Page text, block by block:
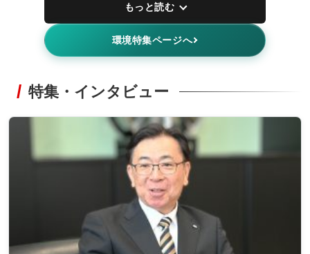
もっと読む
環境特集ページへ
特集・インタビュー